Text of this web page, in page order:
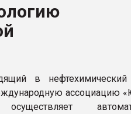
в
ассоциацию